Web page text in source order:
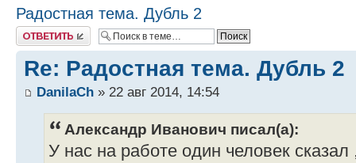
Радостная тема. Дубль 2
Ответить
Re: Радостная тема. Дубль 2
DanilaCh » 22 авг 2014, 14:54
Александр Иванович писал(а):
У нас на работе один человек